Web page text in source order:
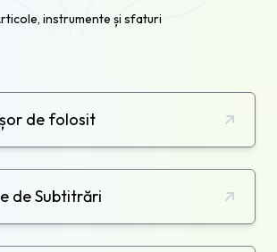
instrumente și sfaturi
de folosit
de Subtitrări